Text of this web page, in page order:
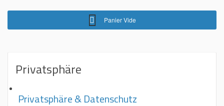
Panier Vide
Privatsphäre
Privatsphäre & Datenschutz